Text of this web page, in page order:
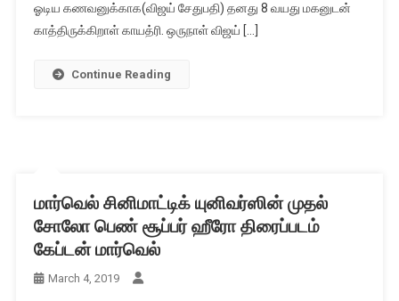
ஓடிய கணவனுக்காக(விஜய் சேதுபதி) தனது 8 வயது மகனுடன்
காத்திருக்கிறாள் காயத்ரி. ஒருநாள் விஜய் […]
Continue Reading
மார்வெல் சினிமாட்டிக் யுனிவர்ஸின் முதல்
சோலோ பெண் சூப்பர் ஹீரோ திரைப்படம்
கேப்டன் மார்வெல்
March 4, 2019